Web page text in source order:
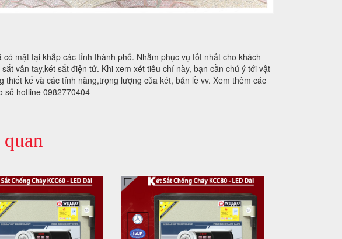
mặt tại khắp các tỉnh thành phố. Nhằm phục vụ tốt nhất cho khách
vân tay,két sắt điện tử. Khi xem xét tiêu chí này, bạn cần chú ý tới vật
kế và các tính năng,trọng lượng của két, bản lề vv. Xem thêm các
số hotline 0982770404